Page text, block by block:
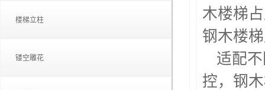
楼梯立柱
镂空雕花
木楼梯
钢木楼
适配
控，钢